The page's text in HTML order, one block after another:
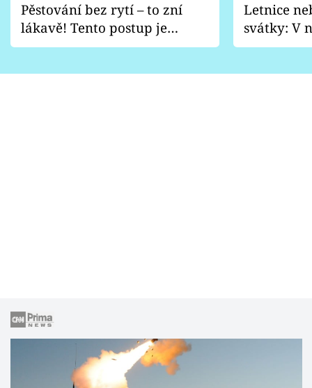
Pěstování bez rytí – to zní
lákavě! Tento postup je
vhodný jen pro některé
Letnice
svátky: V
pondělí